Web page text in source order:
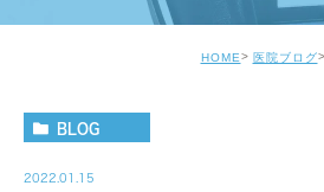
HOME 医院ブログ
BLOG
2022.01.15